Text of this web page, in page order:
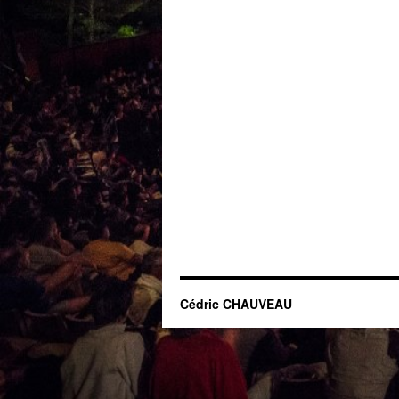
Cédric CHAUVEAU